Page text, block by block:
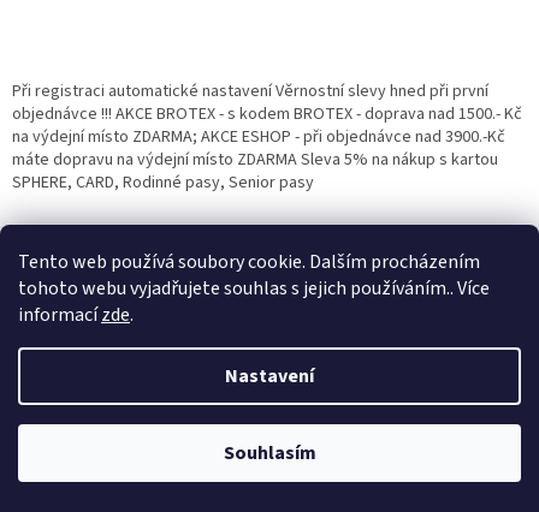
Tento web používá soubory cookie. Dalším procházením
tohoto webu vyjadřujete souhlas s jejich používáním.. Více
informacízde.
Nastavení
Souhlasím
nastavená Věrnostní sleva 3% - 10% na Všechny Vaše další nákupy. Čím
víc nakoupíte, tím větší slevu můžete získat. Vaše objednávky se sčítají.
Využít můžete i "Slevové kody" nebo DOPRAVU ZDARMA. Přejeme
příjemný nákup u nás Jana Kotasová Komárková a kolektiv pracovníků
Při registraci automatické nastavení Věrnostní slevy hned při první
objednávce !!! AKCE BROTEX - s kodem BROTEX - doprava nad 1500.- Kč
na výdejní místo ZDARMA; AKCE ESHOP - při objednávce nad 3900.-Kč
máte dopravu na výdejní místo ZDARMA Sleva 5% na nákup s kartou
SPHERE, CARD, Rodinné pasy, Senior pasy
Vytvořil Shoptet